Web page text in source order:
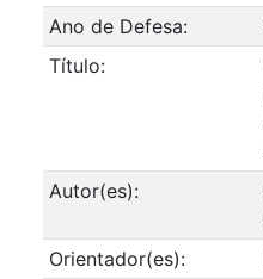
Ano de Defesa:
Título:
Autor(es):
Orientador(es):